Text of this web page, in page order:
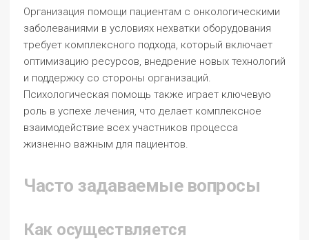
Организация помощи пациентам с онкологическими
заболеваниями в условиях нехватки оборудования
требует комплексного подхода, который включает
оптимизацию ресурсов, внедрение новых технологий
и поддержку со стороны организаций.
Психологическая помощь также играет ключевую
роль в успехе лечения, что делает комплексное
взаимодействие всех участников процесса
жизненно важным для пациентов.
Часто задаваемые вопросы
Как осуществляется